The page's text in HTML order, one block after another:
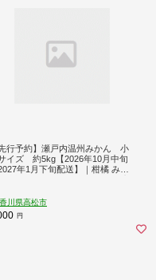
先行予約】瀬戸内温州みかん 小
イズ 約5kg【2026年10月中旬
年1月下旬配送】｜柑橘 みか
川 高松市 人気 おすすめ
香川県高松市
円